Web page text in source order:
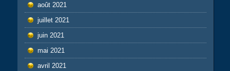
août 2021
juillet 2021
juin 2021
mai 2021
avril 2021